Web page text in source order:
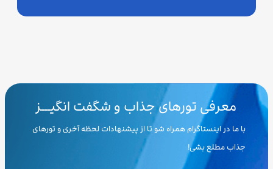
معرفی تورهای جذاب و شگفت انگیـــز
با ما در اینستاگرام همراه شو تا از پیشنهادات لحظه آخری و تورهای
جذاب مطلع بشی!